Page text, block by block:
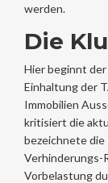
werden.
Die
Hier beginnt
Einhaltung der
Immobilien
kritisiert die
bezeichnete die
Verhinderungs-
Vorbelastung